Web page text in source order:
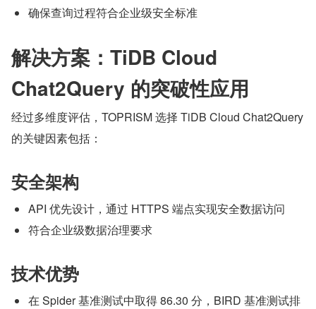
确保查询过程符合企业级安全标准
解决方案：TiDB Cloud
Chat2Query 的突破性应用
经过多维度评估，TOPRISM 选择 TiDB Cloud Chat2Query
的关键因素包括：
安全架构
API 优先设计，通过 HTTPS 端点实现安全数据访问
符合企业级数据治理要求
技术优势
在 Spider 基准测试中取得 86.30 分，BIRD 基准测试排